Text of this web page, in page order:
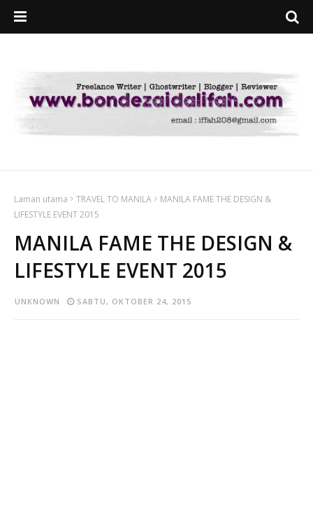
Laman utama TRAVEL TO MANILA
MANILA FAME THE DESIGN &
LIFESTYLE EVENT 2015
MANILA FAME THE DESIGN &
LIFESTYLE EVENT 2015
UNKNOWN SABTU, OKTOBER 24, 2015